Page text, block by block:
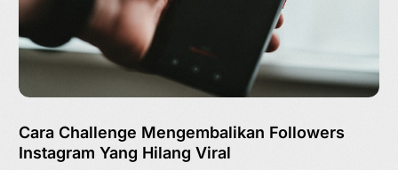
Cara Challenge Mengembalikan Followers
Instagram Yang Hilang Viral